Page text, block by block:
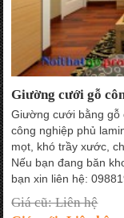
Giường cưới gỗ
Giường cưới bằng gỗ
công nghiệp phủ
mọt, khó trầy xước,
Nếu bạn đang băn
bạn xin liên hệ:
Giá cũ: Liên hệ